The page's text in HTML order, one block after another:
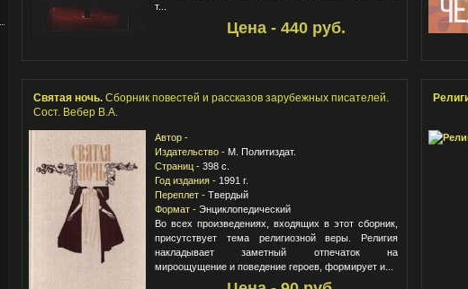
т...
Цена - 440 руб.
Святая ночь. Сборник повестей и рассказов зарубежных писателей.
Сост. Вебер В.А.
Автор -
Издательство - М. Политиздат.
Страниц - 398 с.
Год издания - 1991 г.
Переплет - Твердый
Формат - Энциклопедический
Во всех произведениях, входящих в этот сборник,
присутствует тема религиозной веры. Религия
накладывает заметный отпечаток на
мироощущение и поведение героев, формирует и...